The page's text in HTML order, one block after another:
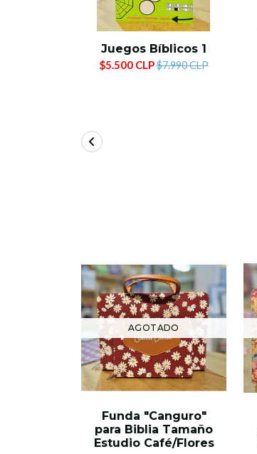
Juegos Bíblicos 1
$5.500 CLP$7.990 CLP
AGOTADO
Funda "Canguro"
para Biblia Tamaño
Estudio Café/Flores